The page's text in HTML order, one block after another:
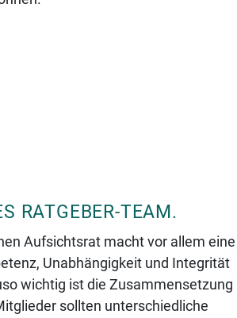
RATGEBER-TEAM.
Aufsichtsrat macht vor allem eine
Unabhängigkeit und Integrität
wichtig ist die Zusammensetzung
sollten unterschiedliche